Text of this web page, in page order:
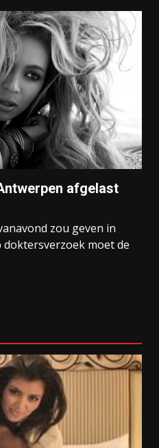
afgelast
zou geven in
moet de